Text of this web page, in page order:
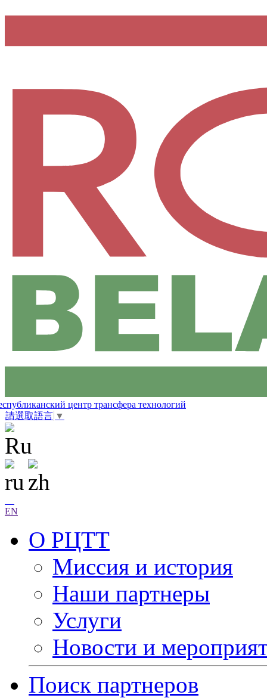
центр трансфера технологий
請選取語言 ▼
EN
О РЦТТ
Миссия и история
Наши партнеры
Услуги
Новости и
Поиск партнеров